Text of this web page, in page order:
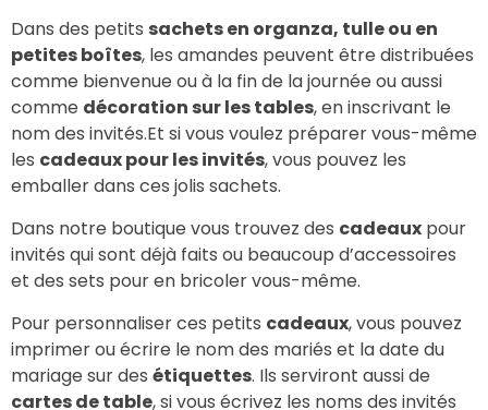
Dans des petits sachets en organza, tulle ou en
petites boîtes, les amandes peuvent être distribuées
comme bienvenue ou à la fin de la journée ou aussi
comme décoration sur les tables, en inscrivant le
nom des invités.Et si vous voulez préparer vous-même
les cadeaux pour les invités, vous pouvez les
emballer dans ces jolis sachets.
Dans notre boutique vous trouvez des cadeaux pour
invités qui sont déjà faits ou beaucoup d’accessoires
et des sets pour en bricoler vous-même.
Pour personnaliser ces petits cadeaux, vous pouvez
imprimer ou écrire le nom des mariés et la date du
mariage sur des étiquettes. Ils serviront aussi de
cartes de table, si vous écrivez les noms des invités